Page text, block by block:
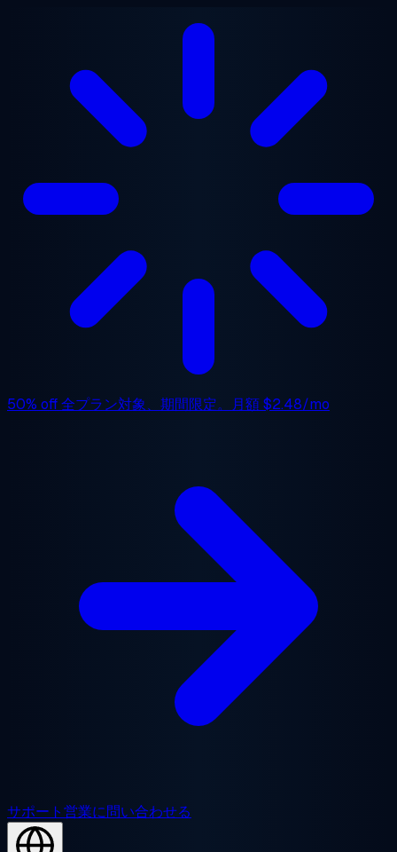
50% off全プラン対象、期間限定。月額$2.48/mo
サポート営業に問い合わせる